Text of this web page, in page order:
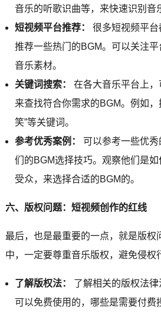
音乐的听歌识曲等，来快速识别音
短视频平台推荐：
很多短视频平台
推荐一些热门的BGM。可以关注
音乐素材。
关键词搜索：
在各大音乐平台上，
来查找符合你需求的BGM。例如，
笑”等关键词。
参考优秀案例：
可以参考一些优
们的BGM选择技巧。观察他们是
受众，来选择合适的BGM的。
六、版权问题：短视频创作的红线
最后，也是最重要的一点，就是版权
中，一定要尊重音乐版权，避免侵权
了解版权法：
了解相关的版权法
可以免费使用的，哪些是需要付费